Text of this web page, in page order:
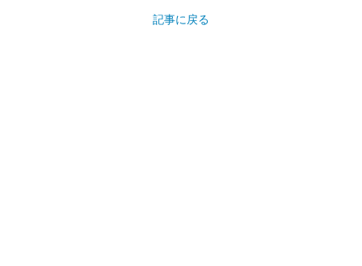
記事に戻る